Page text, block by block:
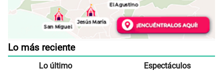
Lo más reciente
Lo último Espectáculos